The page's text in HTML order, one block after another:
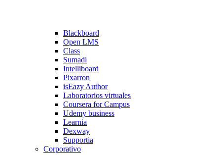
Blackboard
Open LMS
Class
Sumadi
Intelliboard
Pixarron
isEazy Author
Laboratorios virtuales
Coursera for Campus
Udemy business
Learnia
Dexway
Supportia
Corporativo